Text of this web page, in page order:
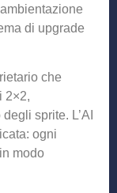
di upgrade
che
2×2,
sprite. L’AI
ogni
modo